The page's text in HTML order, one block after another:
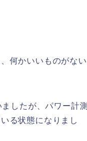
何かいいものがない
したが、パワー計測
る状態になりまし